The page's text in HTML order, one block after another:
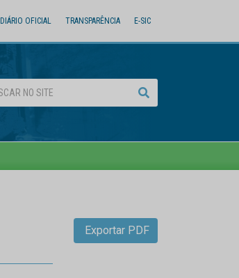
DIÁRIO OFICIAL TRANSPARÊNCIA E-SIC
Exportar PDF